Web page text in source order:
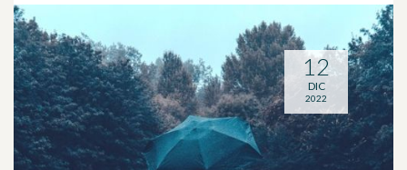
12
DIC
2022